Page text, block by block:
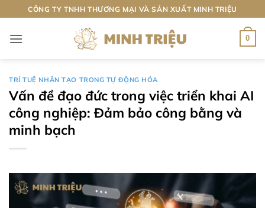
qua
nội
CÔNG TY TNHH THƯƠNG MẠI VÀ SẢN XUẤT MINH TRIỆU
0
TRÍ TUỆ NHÂN TẠO TRONG TỰ ĐỘNG HÓA
Vấn đề đạo đức trong việc triển khai AI
công nghiệp: Đảm bảo công bằng và
minh bạch